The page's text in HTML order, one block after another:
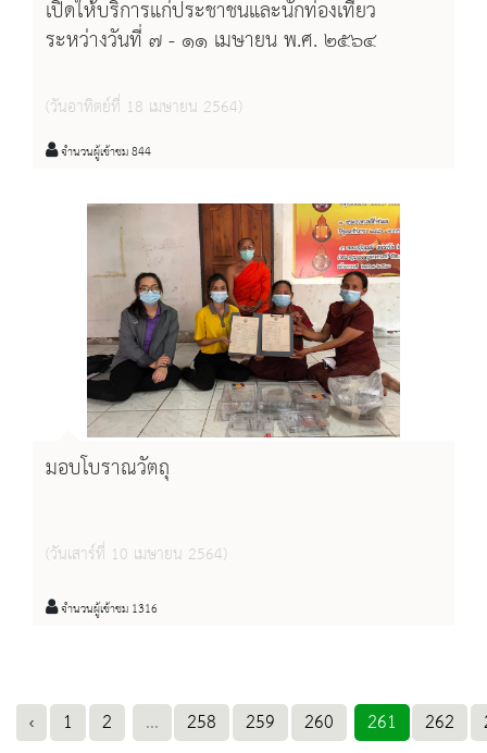
เปิดให้บริการแก่ประชาชนและนักท่องเที่ยว
ระหว่างวันที่ ๗ - ๑๑ เมษายน พ.ศ. ๒๕๖๔
(วันอาทิตย์ที่ 18 เมษายน 2564)
จำนวนผู้เข้าชม 844
มอบโบราณวัตถุ
(วันเสาร์ที่ 10 เมษายน 2564)
จำนวนผู้เข้าชม 1316
‹ 1 2 ... 258 259 260 261 262